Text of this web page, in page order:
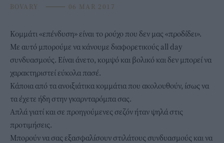
BOVARY ⸻ 06 MAR 2017
Koμμάτι «επένδυση» είναι το ρούχο που δεν μας «προδίδει».
Με αυτό μπορούμε να κάνουμε διαφορετικούς all day
συνδυασμούς. Είναι άνετο, κομψό και βολικό και δεν μπορεί να
χαρακτηριστεί εύκολα πασέ.
Κάποια από τα ανοιξιάτικα κομμάτια που ακολουθούν, ίσως να
τα έχετε ήδη στην γκαρνταρόμπα σας.
Απλά γιατί και σε προηγούμενες σεζόν ήταν ψηλά στις
προτιμήσεις.
Μπορούν να σας εξασφαλίσουν στιλάτους συνδυασμούς και να